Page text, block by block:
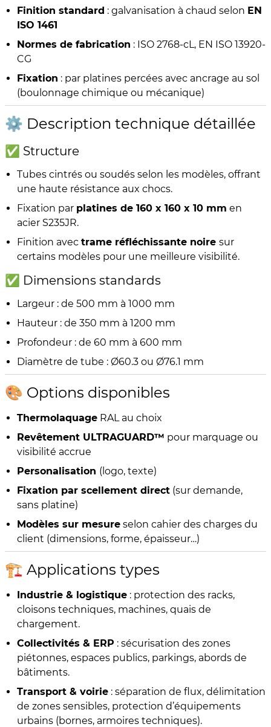
Finition standard : galvanisation à chaud selon EN
ISO 1461
Normes de fabrication : ISO 2768-cL, EN ISO 13920-
CG
Fixation : par platines percées avec ancrage au sol
(boulonnage chimique ou mécanique)
⚙️ Description technique détaillée
✅ Structure
Tubes cintrés ou soudés selon les modèles, offrant
une haute résistance aux chocs.
Fixation par platines de 160 x 160 x 10 mm en
acier S235JR.
Finition avec trame réfléchissante noire sur
certains modèles pour une meilleure visibilité.
✅ Dimensions standards
Largeur : de 500 mm à 1000 mm
Hauteur : de 350 mm à 1200 mm
Profondeur : de 60 mm à 600 mm
Diamètre de tube : Ø60.3 ou Ø76.1 mm
🎨 Options disponibles
Thermolaquage RAL au choix
Revêtement ULTRAGUARD™ pour marquage ou
visibilité accrue
Personalisation (logo, texte)
Fixation par scellement direct (sur demande,
sans platine)
Modèles sur mesure selon cahier des charges du
client (dimensions, forme, épaisseur…)
🏗️ Applications types
Industrie & logistique : protection des racks,
cloisons techniques, machines, quais de
chargement.
Collectivités & ERP : sécurisation des zones
piétonnes, espaces publics, parkings, abords de
bâtiments.
Transport & voirie : séparation de flux, délimitation
de zones sensibles, protection d’équipements
urbains (bornes, armoires techniques).